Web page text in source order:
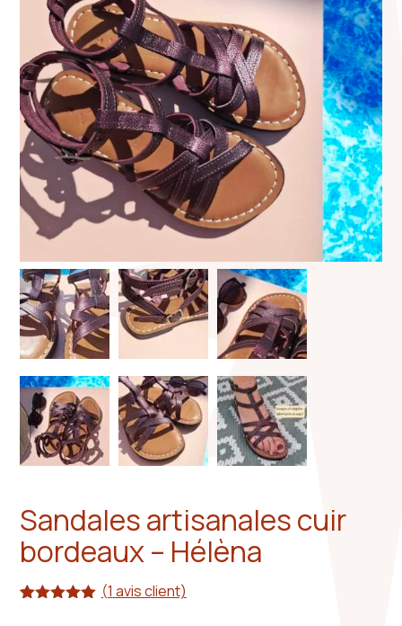
Sandales artisanales cuir
bordeaux – Hélèna
(1 avis client)